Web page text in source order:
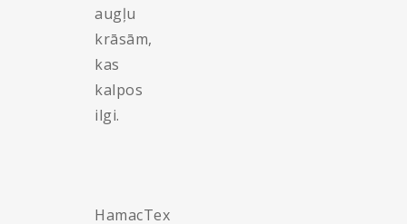
augļu
krāsām,
kas
kalpos
ilgi.
HamacTex